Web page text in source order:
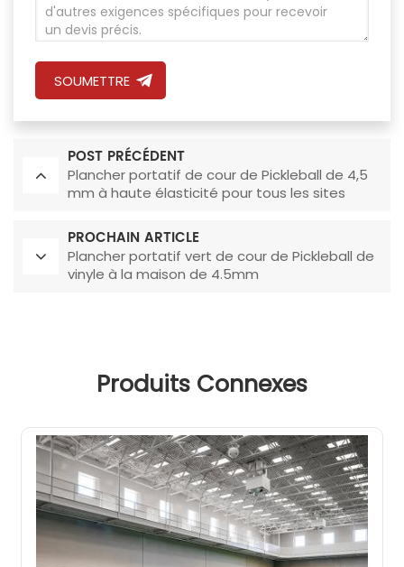
SOUMETTRE
POST PRÉCÉDENT
Plancher portatif de cour de Pickleball de 4,5
mm à haute élasticité pour tous les sites
PROCHAIN ARTICLE
Plancher portatif vert de cour de Pickleball de
vinyle à la maison de 4.5mm
Produits Connexes